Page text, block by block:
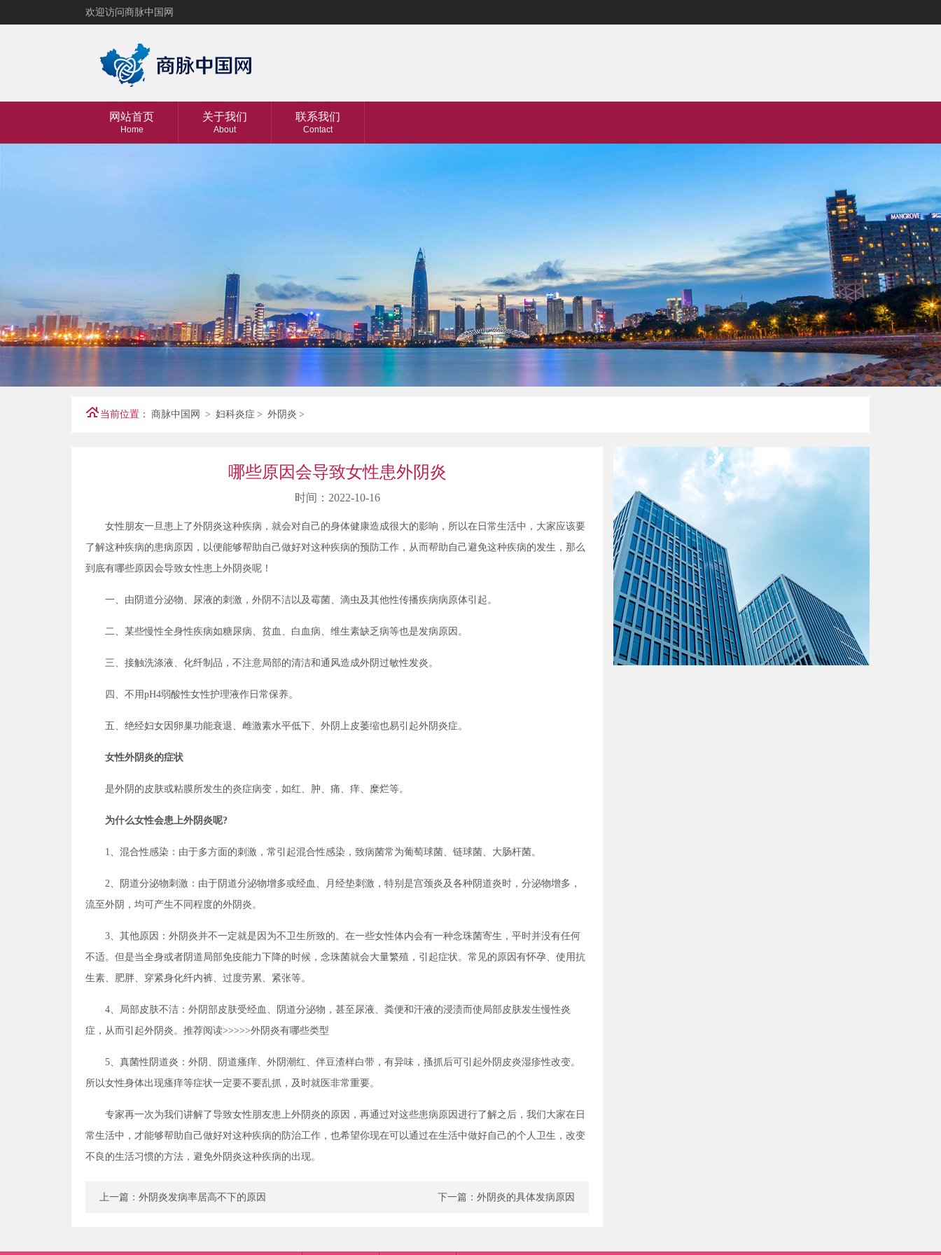
欢迎访问商脉中国网
网站首页
Home
关于我们
About
联系我们
Contact
当前位置： 商脉中国网 > 妇科炎症 > 外阴炎 >
哪些原因会导致女性患外阴炎
时间：2022-10-16
女性朋友一旦患上了外阴炎这种疾病，就会对自己的身体健康造成很大的影响，所以在日常生活中，大家应该要
了解这种疾病的患病原因，以便能够帮助自己做好对这种疾病的预防工作，从而帮助自己避免这种疾病的发生，那么
到底有哪些原因会导致女性患上外阴炎呢！
一、由阴道分泌物、尿液的刺激，外阴不洁以及霉菌、滴虫及其他性传播疾病病原体引起。
二、某些慢性全身性疾病如糖尿病、贫血、白血病、维生素缺乏病等也是发病原因。
三、接触洗涤液、化纤制品，不注意局部的清洁和通风造成外阴过敏性发炎。
四、不用pH4弱酸性女性护理液作日常保养。
五、绝经妇女因卵巢功能衰退、雌激素水平低下、外阴上皮萎缩也易引起外阴炎症。
女性外阴炎的症状
是外阴的皮肤或粘膜所发生的炎症病变，如红、肿、痛、痒、糜烂等。
为什么女性会患上外阴炎呢?
1、混合性感染：由于多方面的刺激，常引起混合性感染，致病菌常为葡萄球菌、链球菌、大肠杆菌。
2、阴道分泌物刺激：由于阴道分泌物增多或经血、月经垫刺激，特别是宫颈炎及各种阴道炎时，分泌物增多，
流至外阴，均可产生不同程度的外阴炎。
3、其他原因：外阴炎并不一定就是因为不卫生所致的。在一些女性体内会有一种念珠菌寄生，平时并没有任何
不适。但是当全身或者阴道局部免疫能力下降的时候，念珠菌就会大量繁殖，引起症状。常见的原因有怀孕、使用抗
生素、肥胖、穿紧身化纤内裤、过度劳累、紧张等。
4、局部皮肤不洁：外阴部皮肤受经血、阴道分泌物，甚至尿液、粪便和汗液的浸渍而使局部皮肤发生慢性炎
症，从而引起外阴炎。推荐阅读>>>>>外阴炎有哪些类型
5、真菌性阴道炎：外阴、阴道瘙痒、外阴潮红、伴豆渣样白带，有异味，搔抓后可引起外阴皮炎湿疹性改变。
所以女性身体出现瘙痒等症状一定要不要乱抓，及时就医非常重要。
专家再一次为我们讲解了导致女性朋友患上外阴炎的原因，再通过对这些患病原因进行了解之后，我们大家在日
常生活中，才能够帮助自己做好对这种疾病的防治工作，也希望你现在可以通过在生活中做好自己的个人卫生，改变
不良的生活习惯的方法，避免外阴炎这种疾病的出现。
上一篇： 外阴炎发病率居高不下的原因 下一篇： 外阴炎的具体发病原因